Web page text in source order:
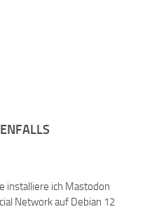
installiere ich Mastodon
Network auf Debian 12